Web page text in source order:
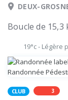
DEUX-
Boucle de
19°c- Légère
CLUB 3